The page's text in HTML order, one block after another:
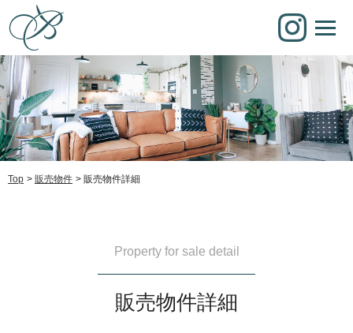
Top 販売物件 販売物件詳細
Property for sale detail
販売物件詳細